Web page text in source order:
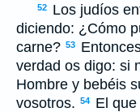
52
Los judíos
diciendo: ¿Cómo
carne? 53
verdad os digo: si
Hombre y bebéis
vosotros. 54
El